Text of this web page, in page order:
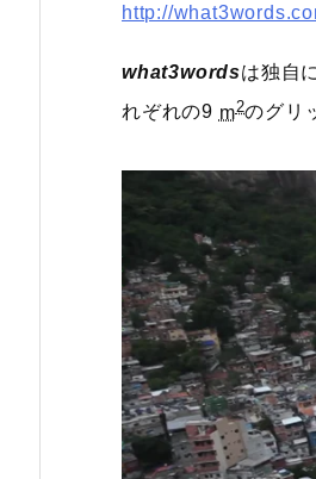
http://
what3wordsは独自
れぞれの9 m2のグリ